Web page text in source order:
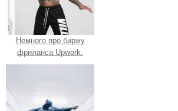
Немного про биржу
фриланса Upwork.